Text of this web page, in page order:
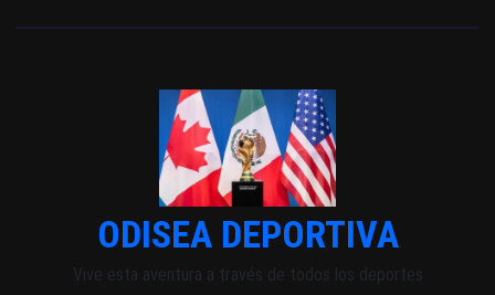
ODISEA DEPORTIVA
Vive esta aventura a través de todos los deportes